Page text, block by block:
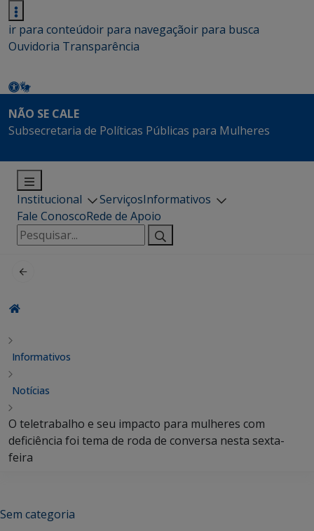
ir para conteúdoir para navegaçãoir para busca
Ouvidoria Transparência
NÃO SE CALE
Subsecretaria de Políticas Públicas para Mulheres
Institucional ServiçosInformativos
Fale ConoscoRede de Apoio
Pesquisar
por:
Informativos
Notícias
O teletrabalho e seu impacto para mulheres com
deficiência foi tema de roda de conversa nesta sexta-
feira
Sem categoria